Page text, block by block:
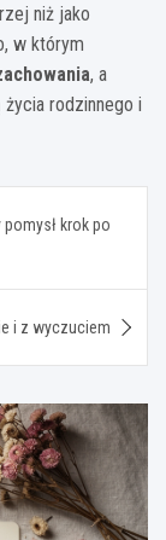
niż jako
w którym
, a
rodzinnego i
krok po
i z wyczuciem